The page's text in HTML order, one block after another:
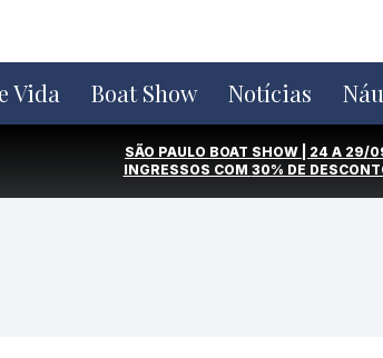
Vida Boat Show Notícias
SÃO PAULO BOAT SHOW | 24 A 29/
INGRESSOS COM 30% DE